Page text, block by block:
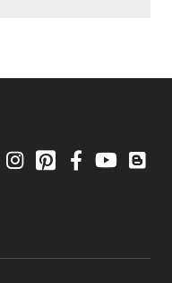
InstagramPinterestFacebookYouTube